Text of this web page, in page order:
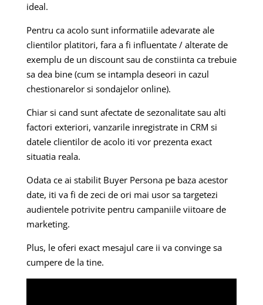
ideal.
Pentru ca acolo sunt informatiile adevarate ale
clientilor platitori, fara a fi influentate / alterate de
exemplu de un discount sau de constiinta ca trebuie
sa dea bine (cum se intampla deseori in cazul
chestionarelor si sondajelor online).
Chiar si cand sunt afectate de sezonalitate sau alti
factori exteriori, vanzarile inregistrate in CRM si
datele clientilor de acolo iti vor prezenta exact
situatia reala.
Odata ce ai stabilit Buyer Persona pe baza acestor
date, iti va fi de zeci de ori mai usor sa targetezi
audientele potrivite pentru campaniile viitoare de
marketing.
Plus, le oferi exact mesajul care ii va convinge sa
cumpere de la tine.